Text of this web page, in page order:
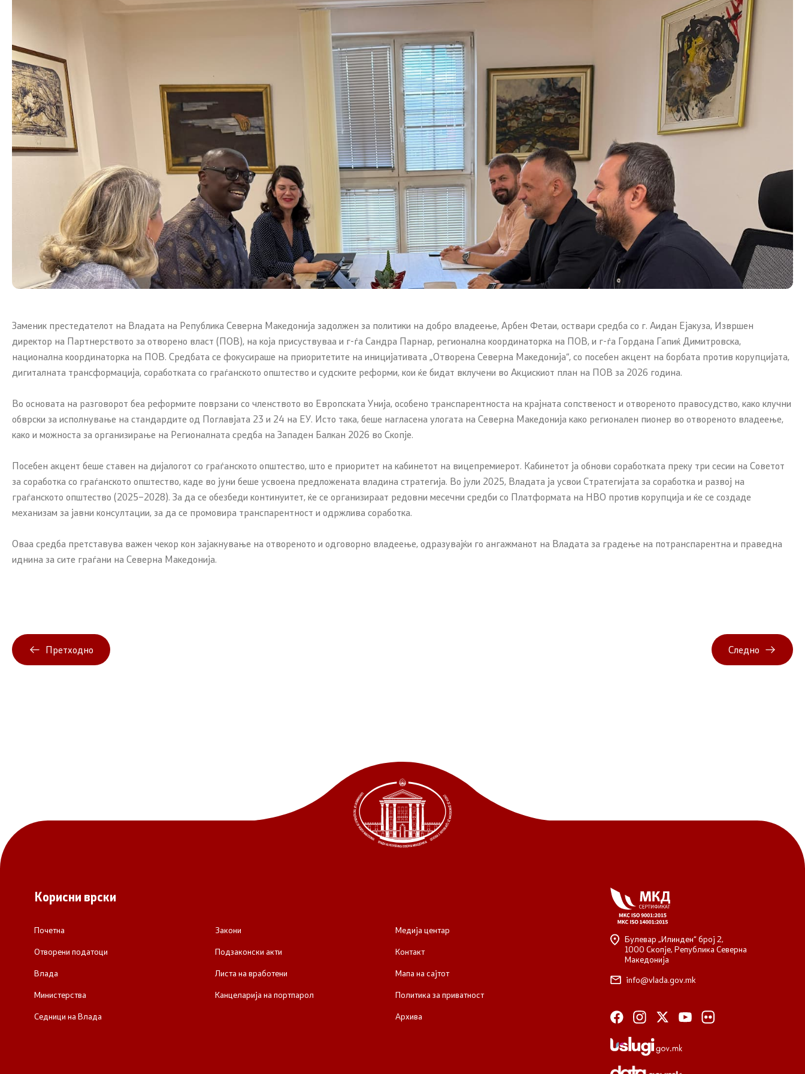
Национални координатори
Генерален Секретаријат
Контакт
Контакт
Изјава за пристапност
Заменик престедателот на Владата на Република Северна Македонија задолжен за политики на добро владеење, Арбен Фетаи, оствари средба со г. Аидан Ејакуза, Извршен
директор на Партнерството за отворено власт (ПОВ), на која присуствуваа и г-ѓа Сандра Парнар, регионална координаторка на ПОВ, и г-ѓа Гордана Гапиќ Димитровска,
национална координаторка на ПОВ. Средбата се фокусираше на приоритетите на иницијативата „Отворена Северна Македонија“, со посебен акцент на борбата против корупцијата,
дигиталната трансформација, соработката со граѓанското општество и судските реформи, кои ќе бидат вклучени во Акцискиот план на ПОВ за 2026 година.
Во основата на разговорот беа реформите поврзани со членството во Европската Унија, особено транспарентноста на крајната сопственост и отвореното правосудство, како клучни
обврски за исполнување на стандардите од Поглавјата 23 и 24 на ЕУ. Исто така, беше нагласена улогата на Северна Македонија како регионален пионер во отвореното владеење,
како и можноста за организирање на Регионалната средба на Западен Балкан 2026 во Скопје.
Посебен акцент беше ставен на дијалогот со граѓанското општество, што е приоритет на кабинетот на вицепремиерот. Кабинетот ја обнови соработката преку три сесии на Советот
за соработка со граѓанското општество, каде во јуни беше усвоена предложената владина стратегија. Во јули 2025, Владата ја усвои Стратегијата за соработка и развој на
граѓанското општество (2025–2028). За да се обезбеди континуитет, ќе се организираат редовни месечни средби со Платформата на НВО против корупција и ќе се создаде
механизам за јавни консултации, за да се промовира транспарентност и одржлива соработка.
Оваа средба претставува важен чекор кон зајакнување на отвореното и одговорно владеење, одразувајќи го ангажманот на Владата за градење на потранспарентна и праведна
иднина за сите граѓани на Северна Македонија.
Претходно Следно
Корисни врски
Почетна
Отворени податоци
Влада
Министерства
Седници на Влада
Закони
Подзаконски акти
Листа на вработени
Канцеларија на портпарол
Медија центар
Контакт
Мапа на сајтот
Политика за приватност
Архива
Булевар „Илинден“ број 2,
1000 Скопје, Република Северна
Македонија
info@vlada.gov.mk